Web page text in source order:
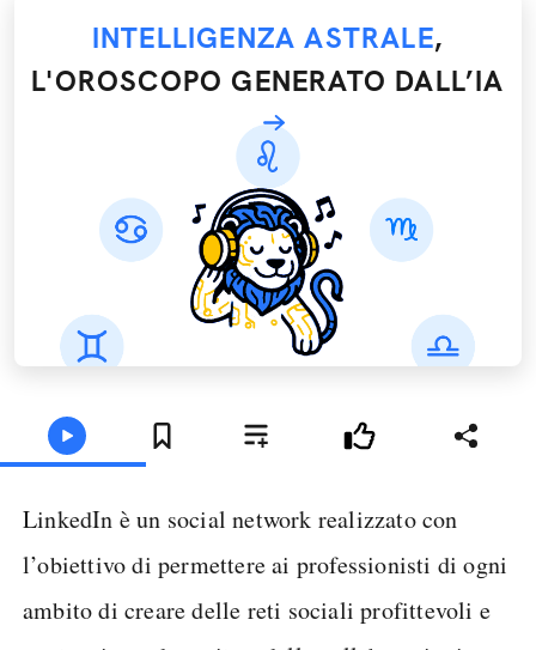
INTELLIGENZA ASTRALE,
L'OROSCOPO GENERATO DALL’IA
LinkedIn è un social network realizzato con
l’obiettivo di permettere ai professionisti di ogni
ambito di creare delle reti sociali profittevoli e